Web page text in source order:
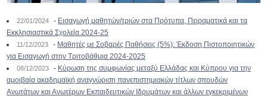
22/01/2024 - Εισαγωγή μαθητών/τριών στα Πρότυπα, Πειραματικά και τα
Εκκλησιαστικά Σχολεία 2024-25
11/12/2023 - Μαθητές με Σοβαρές Παθήσεις (5%): Έκδοση Πιστοποιητικών
για Εισαγωγή στην Τριτοβάθμια 2024-2025
08/12/2023 - Κύρωση της συμφωνίας μεταξύ Ελλάδας και Κύπρου για την
αμοιβαία ακαδημαϊκή αναγνώριση πανεπιστημιακών τίτλων σπουδών
Ανωτάτων και Ανωτέρων Εκπαιδευτικών Ιδρυμάτων και άλλων εγκεκριμένων